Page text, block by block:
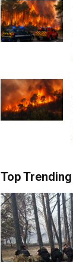
Top Trending